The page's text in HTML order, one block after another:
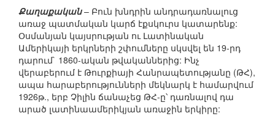
Քաղաքական– Բուն խնդրին անդրադառնալուց
առաջ պատմական կարճ էքսկուրս կատարենք:
Օսմանյան կայսրության ու Լատինական
Ամերիկայի երկրների շփումները սկսվել են 19-րդ
դարում` 1860-ական թվականներից: Ինչ
վերաբերում է Թուրքիայի Հանրապետությանը (ԹՀ),
ապա հարաբերությունների մեկնարկ է համարվում
1926թ., երբ Չիլին ճանաչեց ԹՀ-ը՝ դառնալով դա
արած լատինաամերիկյան առաջին երկիրը: